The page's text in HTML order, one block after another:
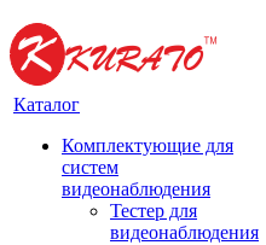
Каталог
Комплектующие для
систем
видеонаблюдения
Тестер для
видеонаблюдения